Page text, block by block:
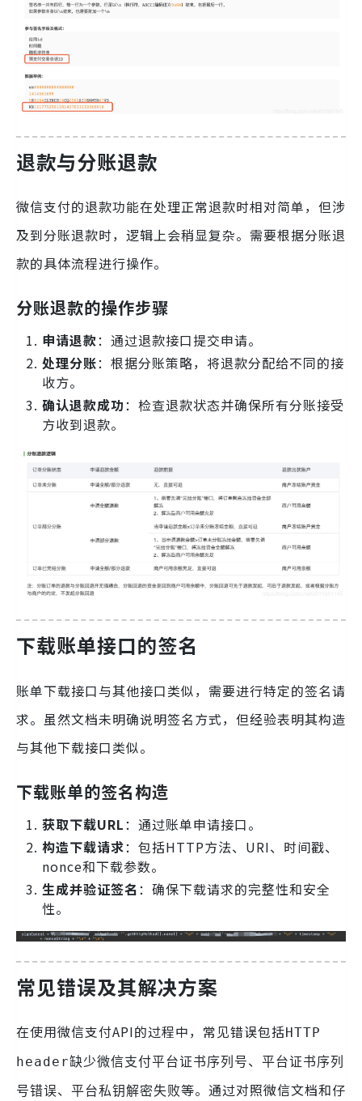
退款与分账退款
微信支付的退款功能在处理正常退款时相对简单，但涉
及到分账退款时，逻辑上会稍显复杂。需要根据分账退
款的具体流程进行操作。
分账退款的操作步骤
申请退款：通过退款接口提交申请。
处理分账：根据分账策略，将退款分配给不同的接
收方。
确认退款成功：检查退款状态并确保所有分账接受
方收到退款。
下载账单接口的签名
账单下载接口与其他接口类似，需要进行特定的签名请
求。虽然文档未明确说明签名方式，但经验表明其构造
与其他下载接口类似。
下载账单的签名构造
获取下载URL：通过账单申请接口。
构造下载请求：包括HTTP方法、URI、时间戳、
nonce和下载参数。
生成并验证签名：确保下载请求的完整性和安全
性。
常见错误及其解决方案
在使用微信支付API的过程中，常见错误包括HTTP
header缺少微信支付平台证书序列号、 平台证书序列
号错误、 平台私钥解密失败等。通过对照微信文档和仔